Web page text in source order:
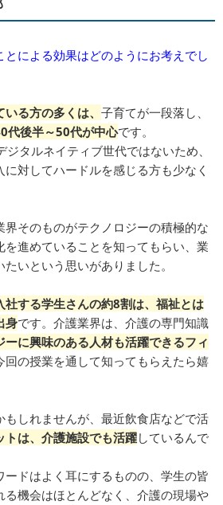
による効果はどのようにお考えでし
る方の多くは、 子育てが一段落し、
代後半～50代が中心です。
タルネイティブ世代ではないため、
対してハードルを感じる方も少なく
そのものがテクノロジーの積極的な
進めていることを知ってもらい、業
いという思いがありました。
社する学生さんの約8割は、福祉とは
身です。介護業界は、介護の専門知識
ーに興味のある人材も活躍できるフィ
回の授業を通して知ってもらえたら嬉
もしれませんが、最近飲食店などで活
トは、介護施設でも活躍しているんで
ードはよく耳にするものの、学生の皆
る機会はほとんどなく、介護の現場や